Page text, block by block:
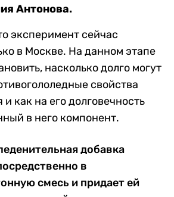
Антонова.
эксперимент сейчас
в Москве. На данном этапе
насколько долго могут
свойства
как на его долговечность
в него компонент.
добавка
в
смесь и придает ей